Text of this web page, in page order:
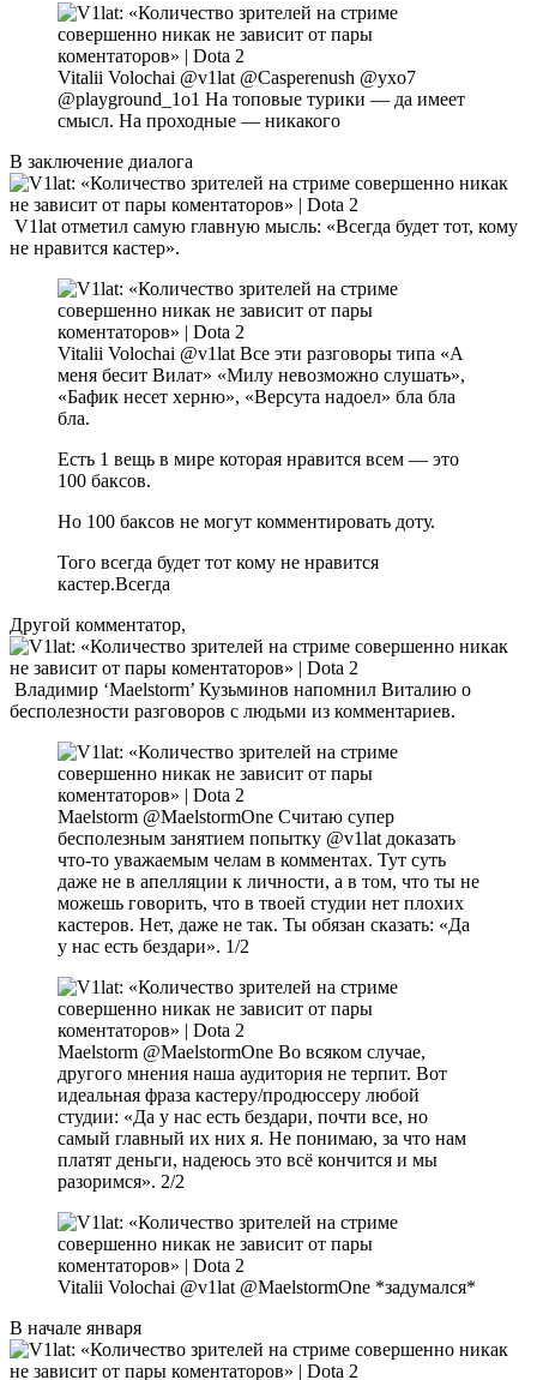
Vitalii Volochai @v1lat @Casperenush @yxo7
@playground_1o1 На топовые турики — да имеет
смысл. На проходные — никакого
В заключение диалога
V1lat отметил самую главную мысль: «Всегда будет тот, кому
не нравится кастер».
Vitalii Volochai @v1lat Все эти разговоры типа «А
меня бесит Вилат» «Милу невозможно слушать»,
«Бафик несет херню», «Версута надоел» бла бла
бла.
Есть 1 вещь в мире которая нравится всем — это
100 баксов.
Но 100 баксов не могут комментировать доту.
Того всегда будет тот кому не нравится
кастер.Всегда
Другой комментатор,
Владимир ‘Maelstorm’ Кузьминов напомнил Виталию о
бесполезности разговоров с людьми из комментариев.
Maelstorm @MaelstormOne Считаю супер
бесполезным занятием попытку @v1lat доказать
что-то уважаемым челам в комментах. Тут суть
даже не в апелляции к личности, а в том, что ты не
можешь говорить, что в твоей студии нет плохих
кастеров. Нет, даже не так. Ты обязан сказать: «Да
у нас есть бездари». 1/2
Maelstorm @MaelstormOne Во всяком случае,
другого мнения наша аудитория не терпит. Вот
идеальная фраза кастеру/продюссеру любой
студии: «Да у нас есть бездари, почти все, но
самый главный их них я. Не понимаю, за что нам
платят деньги, надеюсь это всё кончится и мы
разоримся». 2/2
Vitalii Volochai @v1lat @MaelstormOne *задумался*
В начале января